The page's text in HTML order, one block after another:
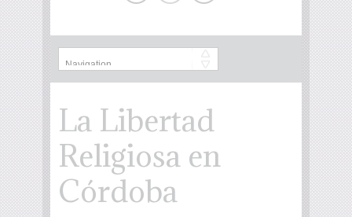
La Libertad
Religiosa en
Córdoba